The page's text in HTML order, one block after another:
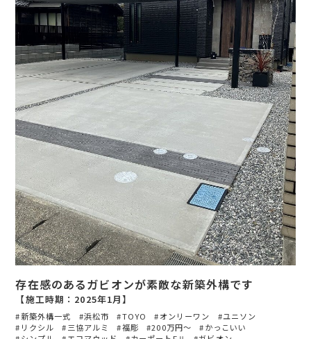
存在感のあるガビオンが素敵な新築外構です
【施工時期：2025年1月】
新築外構一式 浜松市 TOYO オンリーワン
ユニソン
リクシル
三協アルミ 福彫 200万円〜
かっこいい